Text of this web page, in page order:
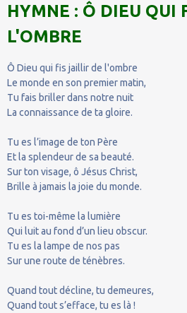
HYMNE : Ô DIEU QUI
L'OMBRE
Ô Dieu qui fis jaillir de l'ombre
Le monde en son premier matin,
Tu fais briller dans notre nuit
La connaissance de ta gloire.
Tu es l’image de ton Père
Et la splendeur de sa beauté.
Sur ton visage, ô Jésus Christ,
Brille à jamais la joie du monde.
Tu es toi-même la lumière
Qui luit au fond d’un lieu obscur.
Tu es la lampe de nos pas
Sur une route de ténèbres.
Quand tout décline, tu demeures,
Quand tout s’efface, tu es là !